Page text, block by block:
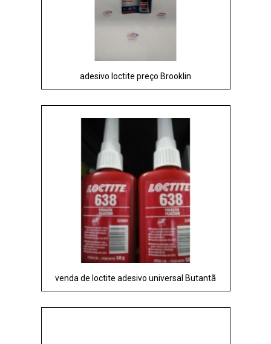
adesivo loctite preço Brooklin
venda de loctite adesivo universal Butantã